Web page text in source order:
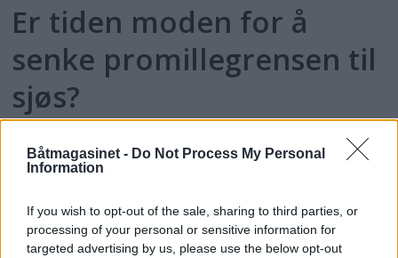
Båtmagasinet - Do Not Process My Personal
Information
If you wish to opt-out of the sale, sharing to third parties, or
processing of your personal or sensitive information for
targeted advertising by us, please use the below opt-out
Er tiden moden for å
senke promillegrensen til
sjøs?